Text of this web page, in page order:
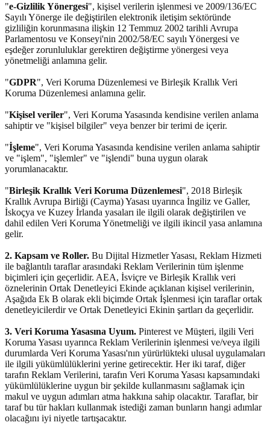
"e-Gizlilik Yönergesi", kişisel verilerin işlenmesi ve 2009/136/EC
Sayılı Yönerge ile değiştirilen elektronik iletişim sektöründe
gizliliğin korunmasına ilişkin 12 Temmuz 2002 tarihli Avrupa
Parlamentosu ve Konseyi'nin 2002/58/EC sayılı Yönergesi ve
eşdeğer zorunluluklar gerektiren değiştirme yönergesi veya
yönetmeliği anlamına gelir.
"GDPR", Veri Koruma Düzenlemesi ve Birleşik Krallık Veri
Koruma Düzenlemesi anlamına gelir.
"Kişisel veriler", Veri Koruma Yasasında kendisine verilen anlama
sahiptir ve "kişisel bilgiler" veya benzer bir terimi de içerir.
"İşleme", Veri Koruma Yasasında kendisine verilen anlama sahiptir
ve "işlem", "işlemler" ve "işlendi" buna uygun olarak
yorumlanacaktır.
"Birleşik Krallık Veri Koruma Düzenlemesi", 2018 Birleşik
Krallık Avrupa Birliği (Cayma) Yasası uyarınca İngiliz ve Galler,
İskoçya ve Kuzey İrlanda yasaları ile ilgili olarak değiştirilen ve
dahil edilen Veri Koruma Yönetmeliği ve ilgili ikincil yasa anlamına
gelir.
2. Kapsam ve Roller. Bu Dijital Hizmetler Yasası, Reklam Hizmeti
ile bağlantılı taraflar arasındaki Reklam Verilerinin tüm işlenme
biçimleri için geçerlidir. AEA, İsviçre ve Birleşik Krallık veri
öznelerinin Ortak Denetleyici Ekinde açıklanan kişisel verilerinin,
Aşağıda Ek B olarak ekli biçimde Ortak İşlenmesi için taraflar ortak
denetleyicilerdir ve Ortak Denetleyici Ekinin şartları da geçerlidir.
3. Veri Koruma Yasasına Uyum. Pinterest ve Müşteri, ilgili Veri
Koruma Yasası uyarınca Reklam Verilerinin işlenmesi ve/veya ilgili
durumlarda Veri Koruma Yasası'nın yürürlükteki ulusal uygulamaları
ile ilgili yükümlülüklerini yerine getirecektir. Her iki taraf, diğer
tarafın Reklam Verilerini, tarafın Veri Koruma Yasası kapsamındaki
yükümlülüklerine uygun bir şekilde kullanmasını sağlamak için
makul ve uygun adımları atma hakkına sahip olacaktır. Taraflar, bir
taraf bu tür hakları kullanmak istediği zaman bunların hangi adımlar
olacağını iyi niyetle tartışacaktır.